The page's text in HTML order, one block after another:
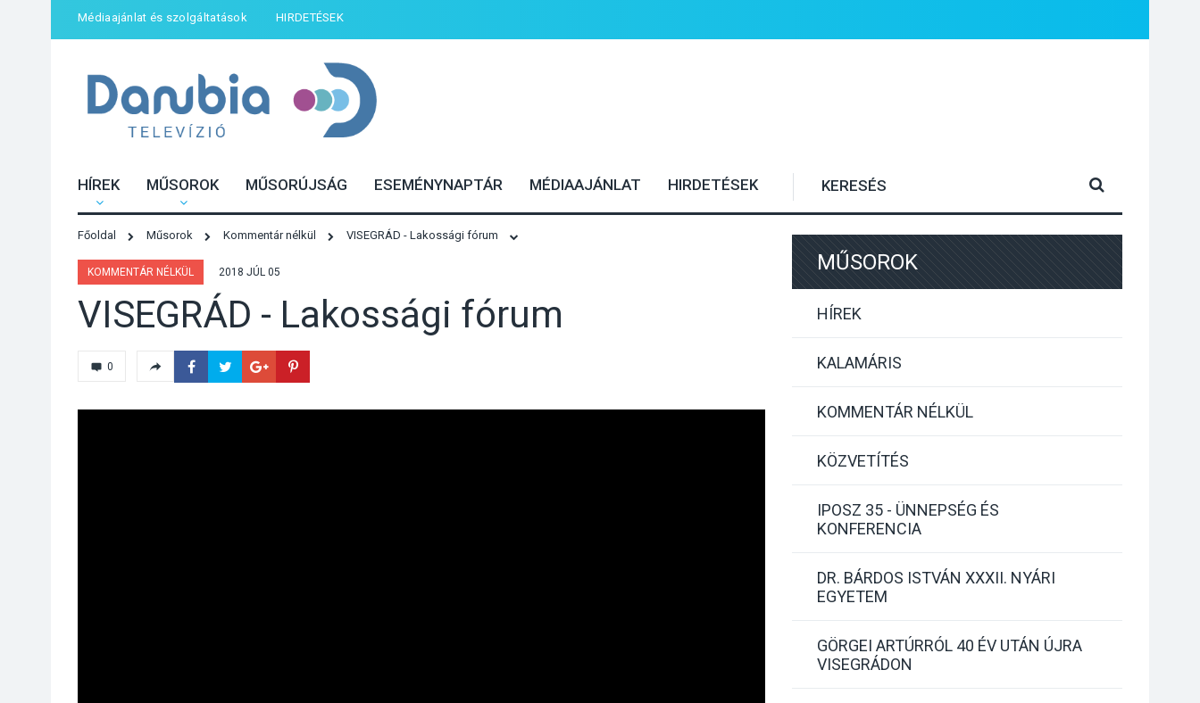
Médiaajánlat és szolgáltatások HIRDETÉSEK
HÍREK MŰSOROK MŰSORÚJSÁG ESEMÉNYNAPTÁR MÉDIAAJÁNLAT HIRDETÉSEK
Főoldal Műsorok Kommentár nélkül VISEGRÁD - Lakossági fórum
KOMMENTÁR NÉLKÜL 2018 JÚL 05
VISEGRÁD - Lakossági fórum
0
MŰSOROK
HÍREK
KALAMÁRIS
KOMMENTÁR NÉLKÜL
KÖZVETÍTÉS
IPOSZ 35 - ÜNNEPSÉG ÉS
KONFERENCIA
DR. BÁRDOS ISTVÁN XXXII. NYÁRI
EGYETEM
GÖRGEI ARTÚRRÓL 40 ÉV UTÁN ÚJRA
VISEGRÁDON